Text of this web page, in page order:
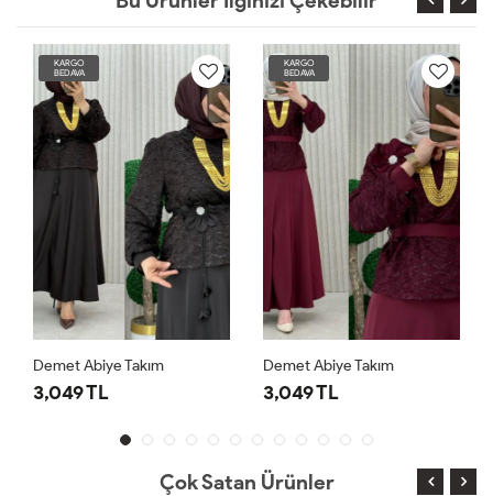
KARGO
BEDAVA
Demet Abiye Takım
3,049 TL
KARGO
BEDAVA
Demet Abiye Takım
3,049 TL
Çok Satan Ürünler